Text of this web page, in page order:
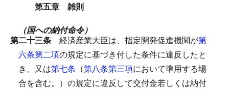
第五章 雑則
（国への納付命令）
第二十三条 経済産業大臣は、指定開発促進機関が第
六条第二項の規定に基づき付した条件に違反したと
き、又は第七条 （第八条第三項において準用する場
合を含む。）の規定に違反して交付金若しくは納付